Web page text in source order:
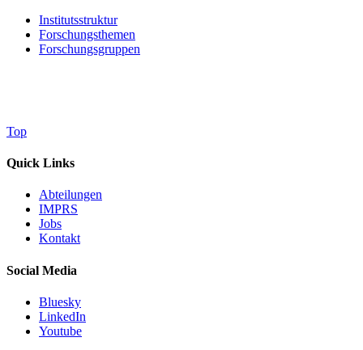
Institutsstruktur
Forschungsthemen
Forschungsgruppen
Top
Quick Links
Abteilungen
IMPRS
Jobs
Kontakt
Social Media
Bluesky
LinkedIn
Youtube